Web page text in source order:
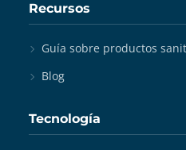
Recursos
Guía sobre productos
Blog
Tecnología